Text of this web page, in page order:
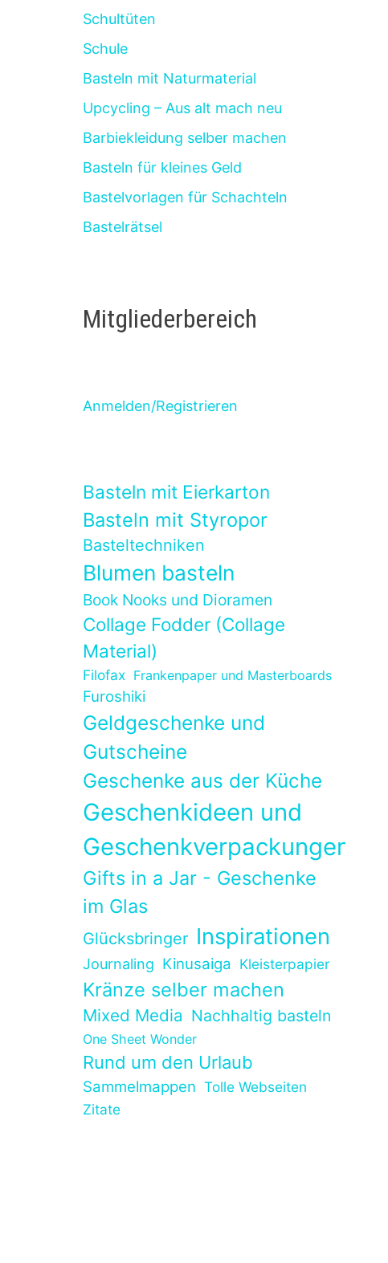
Schultüten
Schule
Basteln mit Naturmaterial
Upcycling – Aus alt mach neu
Barbiekleidung selber machen
Basteln für kleines Geld
Bastelvorlagen für Schachteln
Bastelrätsel
Mitgliederbereich
Anmelden/Registrieren
Basteln mit Eierkarton
Basteln mit Styropor
Basteltechniken
Blumen basteln
Book Nooks und Dioramen
Collage Fodder (Collage
Material)
Filofax Frankenpaper und Masterboards
Furoshiki
Geldgeschenke und
Gutscheine
Geschenke aus der Küche
Geschenkideen und
Geschenkverpackungen
Gifts in a Jar - Geschenke
im Glas
Glücksbringer Inspirationen
Journaling Kinusaiga Kleisterpapier
Kränze selber machen
Mixed Media Nachhaltig basteln
One Sheet Wonder
Rund um den Urlaub
Sammelmappen Tolle Webseiten
Zitate